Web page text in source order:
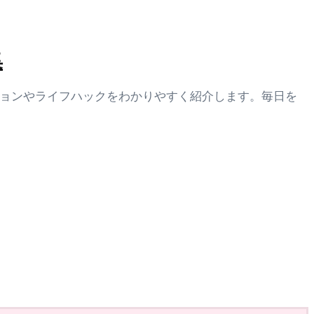
ンやライフハックをわかりやすく紹介します。毎日を